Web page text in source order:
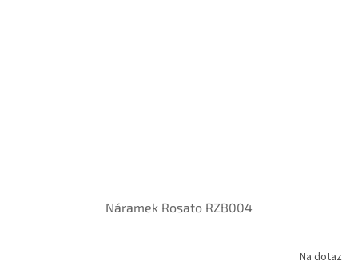
Náramek Rosato RZB004
Na dotaz